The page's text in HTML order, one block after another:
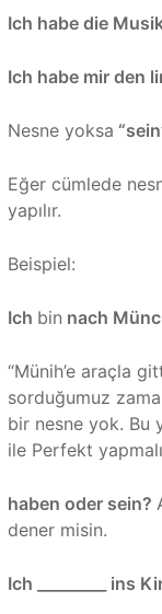
Ich habe die
Ich habe mir den
Nesne yoksa
Eğer cümlede
yapılır.
Beispiel:
Ich bin nach
“Münih’e araçla
sorduğumuz
bir nesne yok. Bu
ile Perfekt
haben oder sein?
dener misin.
Ich